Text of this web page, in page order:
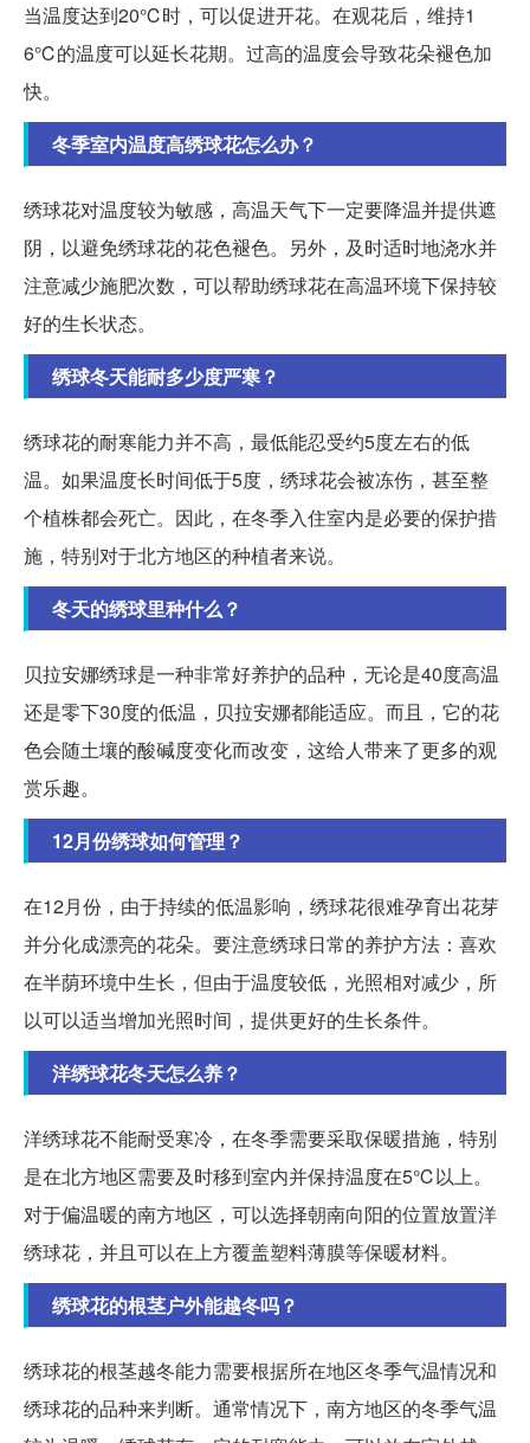
当温度达到20℃时，可以促进开花。在观花后，维持1
6℃的温度可以延长花期。过高的温度会导致花朵褪色加
快。
冬季室内温度高绣球花怎么办？
绣球花对温度较为敏感，高温天气下一定要降温并提供遮
阴，以避免绣球花的花色褪色。另外，及时适时地浇水并
注意减少施肥次数，可以帮助绣球花在高温环境下保持较
好的生长状态。
绣球冬天能耐多少度严寒？
绣球花的耐寒能力并不高，最低能忍受约5度左右的低
温。如果温度长时间低于5度，绣球花会被冻伤，甚至整
个植株都会死亡。因此，在冬季入住室内是必要的保护措
施，特别对于北方地区的种植者来说。
冬天的绣球里种什么？
贝拉安娜绣球是一种非常好养护的品种，无论是40度高温
还是零下30度的低温，贝拉安娜都能适应。而且，它的花
色会随土壤的酸碱度变化而改变，这给人带来了更多的观
赏乐趣。
12月份绣球如何管理？
在12月份，由于持续的低温影响，绣球花很难孕育出花芽
并分化成漂亮的花朵。要注意绣球日常的养护方法：喜欢
在半荫环境中生长，但由于温度较低，光照相对减少，所
以可以适当增加光照时间，提供更好的生长条件。
洋绣球花冬天怎么养？
洋绣球花不能耐受寒冷，在冬季需要采取保暖措施，特别
是在北方地区需要及时移到室内并保持温度在5℃以上。
对于偏温暖的南方地区，可以选择朝南向阳的位置放置洋
绣球花，并且可以在上方覆盖塑料薄膜等保暖材料。
绣球花的根茎户外能越冬吗？
绣球花的根茎越冬能力需要根据所在地区冬季气温情况和
绣球花的品种来判断。通常情况下，南方地区的冬季气温